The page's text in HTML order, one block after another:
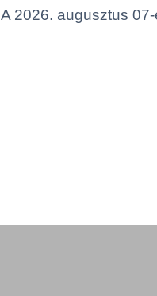
A 2026. augusztus